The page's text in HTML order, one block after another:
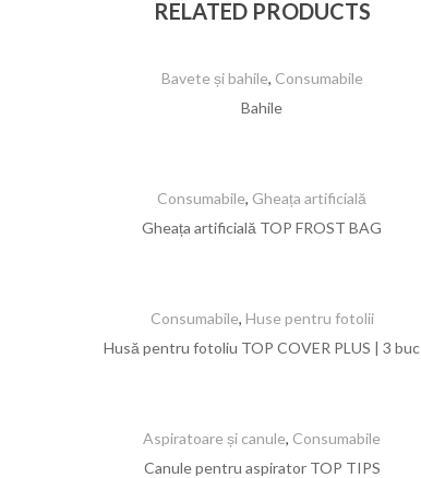
RELATED PRODUCTS
Bavete și bahile, Consumabile
Bahile
Consumabile, Gheața artificială
Gheața artificială TOP FROST BAG
Consumabile, Huse pentru fotolii
Husă pentru fotoliu TOP COVER PLUS | 3 buc
Aspiratoare și canule, Consumabile
Canule pentru aspirator TOP TIPS